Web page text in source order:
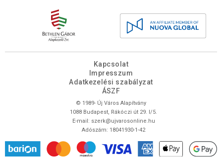
Kapcsolat
Impresszum
Adatkezelési szabályzat
ÁSZF
© 1989- Új Város Alapítvány
1088 Budapest, Rákóczi út 29. I/5.
E-mail: szerk@ujvarosonline.hu
Adószám: 18041930-1-42